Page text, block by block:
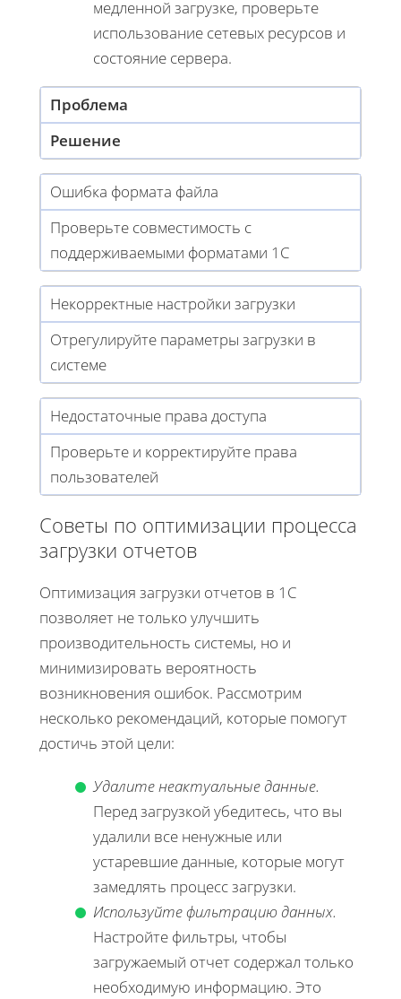
медленной загрузке, проверьте
использование сетевых ресурсов и
состояние сервера.
Проблема
Решение
Ошибка формата файла
Проверьте совместимость с
поддерживаемыми форматами 1С
Некорректные настройки загрузки
Отрегулируйте параметры загрузки в
системе
Недостаточные права доступа
Проверьте и корректируйте права
пользователей
Советы по оптимизации процесса
загрузки отчетов
Оптимизация загрузки отчетов в 1С
позволяет не только улучшить
производительность системы, но и
минимизировать вероятность
возникновения ошибок. Рассмотрим
несколько рекомендаций, которые помогут
достичь этой цели:
Удалите неактуальные данные.
Перед загрузкой убедитесь, что вы
удалили все ненужные или
устаревшие данные, которые могут
замедлять процесс загрузки.
Используйте фильтрацию данных.
Настройте фильтры, чтобы
загружаемый отчет содержал только
необходимую информацию. Это